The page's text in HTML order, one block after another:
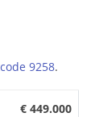
9258.
€ 449.000